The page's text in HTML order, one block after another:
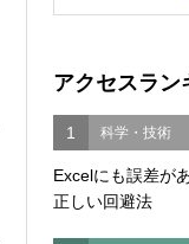
アクセスラン
1 科学・技術
Excelにも誤差が
正しい回避法